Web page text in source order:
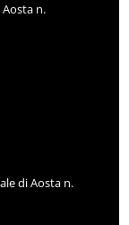
n.
di Aosta n.